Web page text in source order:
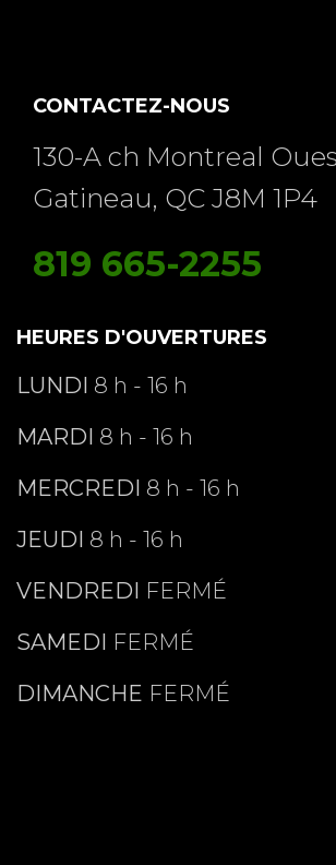
CONTACTEZ-NOUS
130-A ch Montreal
Gatineau, QC J8M 1P4
819 665-2255
HEURES D'OUVERTURES
LUNDI 8 h - 16 h
MARDI 8 h - 16 h
MERCREDI 8 h - 16 h
JEUDI 8 h - 16 h
VENDREDI FERMÉ
SAMEDI FERMÉ
DIMANCHE FERMÉ